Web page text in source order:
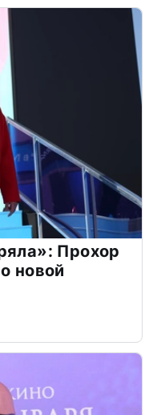
Прохор
новой